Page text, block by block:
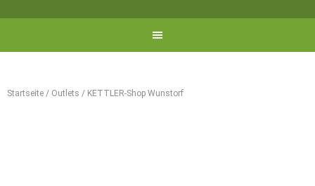
Startseite / Outlets / KETTLER-Shop Wunstorf